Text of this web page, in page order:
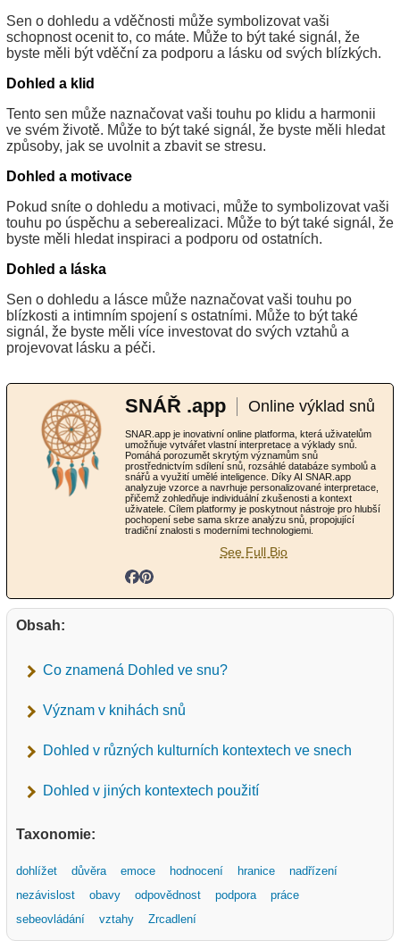
Sen o dohledu a vděčnosti může symbolizovat vaši
schopnost ocenit to, co máte. Může to být také signál, že
byste měli být vděční za podporu a lásku od svých blízkých.
Dohled a klid
Tento sen může naznačovat vaši touhu po klidu a harmonii
ve svém životě. Může to být také signál, že byste měli hledat
způsoby, jak se uvolnit a zbavit se stresu.
Dohled a motivace
Pokud sníte o dohledu a motivaci, může to symbolizovat vaši
touhu po úspěchu a seberealizaci. Může to být také signál, že
byste měli hledat inspiraci a podporu od ostatních.
Dohled a láska
Sen o dohledu a lásce může naznačovat vaši touhu po
blízkosti a intimním spojení s ostatními. Může to být také
signál, že byste měli více investovat do svých vztahů a
projevovat lásku a péči.
SNÁŘ .app Online výklad snů
SNAR.app je inovativní online platforma, která uživatelům
umožňuje vytvářet vlastní interpretace a výklady snů.
Pomáhá porozumět skrytým významům snů
prostřednictvím sdílení snů, rozsáhlé databáze symbolů a
snářů a využití umělé inteligence. Díky AI SNAR.app
analyzuje vzorce a navrhuje personalizované interpretace,
přičemž zohledňuje individuální zkušenosti a kontext
uživatele. Cílem platformy je poskytnout nástroje pro hlubší
pochopení sebe sama skrze analýzu snů, propojující
tradiční znalosti s moderními technologiemi.
See Full Bio
Obsah:
Co znamená Dohled ve snu?
Význam v knihách snů
Dohled v různých kulturních kontextech ve snech
Dohled v jiných kontextech použití
Taxonomie:
dohlížet důvěra emoce hodnocení hranice
nadřízení
nezávislost
obavy odpovědnost podpora
práce
sebeovládání
vztahy Zrcadlení